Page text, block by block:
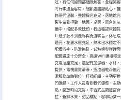
吃，有任何疑問都細緻解答，全程笑
將行李送至客房，細節處盡顯貼心。
修現代温馨，整體採光充足，落地遮
衞生做到極致，地面、桌面、窗台無
適中，搭配多款枕頭，我這種認床體
戶幾乎聽不到走廊與街道噪音，休息
透亮，花灑水壓充足，熱水出水穩定
配備浴袍、防滑拖鞋、卸粧棉與護理
配套設施十分齊全，高速WiFi連接穩
充電插座充足，還配有加濕器、水杯
提供，電視畫質清晰，遙控器乾淨無
潔服務準時到位，打掃細緻，主動更
門晚歸，工作人員看到我們疲憊，主
點，開放時段充裕，中西式品類豐富
拉、新鮮水果、甜品糕點、咖啡奶茶